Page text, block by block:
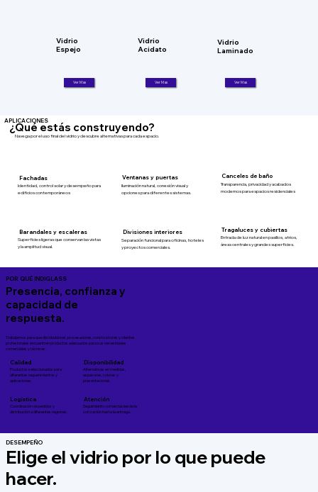
Vidrio
Espejo
Ver Mas
Vidrio
Acidato
Ver Mas
Vidrio
Laminado
Ver Mas
APLICACIONES
¿Qué estás construyendo?
Navega por el uso final del vidrio y descubre alternativas para cada espacio.
Identidad, control solar y desempeño para
edificios contemporáneos
Fachadas
Superficies ligeras que conservan las vistas
y la amplitud visual.
Barandales y escaleras
Iluminación natural, conexión visual y
opciones para diferentes sistemas.
Ventanas y puertas
Separación funcional para oficinas, hoteles
y proyectos comerciales.
Divisiones interiores
Transparencia, privacidad y acabados
modernos para espacios residenciales
Canceles de baño
Entrada de luz natural en pasillos, atrios,
áreas centrales y grandes superficies.
Tragaluces y cubiertas
POR QUÉ INDIGLASS
Presencia, confianza y
capacidad de
respuesta.
Trabajamos para que distribuidores, procesadores, constructores y clientes
profesionales encuentren productos adecuados para sus necesidades
comerciales y técnicas.
Calidad
Productos seleccionados para
diferentes requerimientos y
aplicaciones.
Disponibilidad
Alternativas en medidas,
espesores, colores y
presentaciones.
Logística
Coordinación de pedidos y
distribución a diferentes regiones.
Atención
Seguimiento comercial desde la
cotización hasta la entrega.
DESEMPEÑO
Elige el vidrio por lo que puede
hacer.